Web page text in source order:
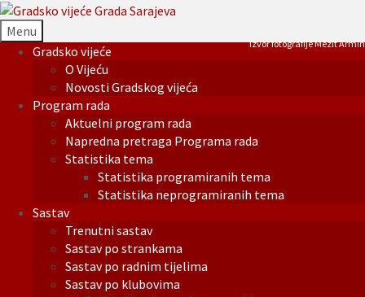
Menu
Gradsko vijeće
O Vijeću
Novosti Gradskog vijeća
Program rada
Aktuelni program rada
Napredna pretraga Programa rada
Statistika tema
Statistika programiranih tema
Statistika neprogramiranih tema
Sastav
Trenutni sastav
Sastav po strankama
Sastav po radnim tijelima
Sastav po klubovima
Izvor fotografije Mezit Armin